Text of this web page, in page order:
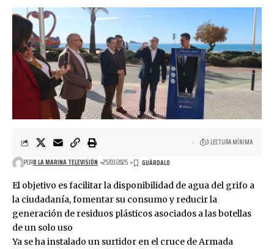
POR8 LA MARINA TELEVISIÓN 25/03/2025
3 LECTURA MÍNIMA
El objetivo es facilitar la disponibilidad de agua del grifo a
la ciudadanía, fomentar su consumo y reducir la
generación de residuos plásticos asociados a las botellas
de un solo uso
Ya se ha instalado un surtidor en el cruce de Armada